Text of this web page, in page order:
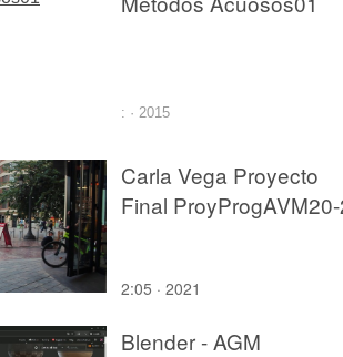
: · 2015
Carla Vega Proyecto
Final
2:05 · 2021
Blender - AGM